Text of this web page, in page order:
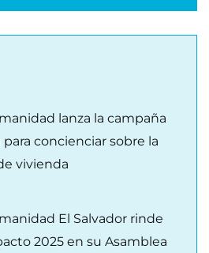
lanza la campaña
concienciar sobre la
vivienda
El Salvador rinde
2025 en su Asamblea